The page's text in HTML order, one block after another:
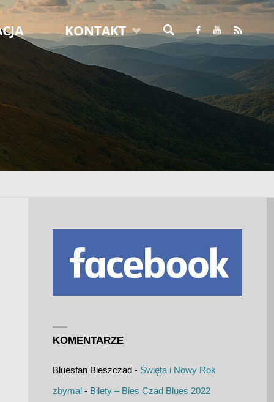
KONTAKT
SZUKAJ
KOMENTARZE
Bluesfan Bieszczad- Święta i Nowy Rok
zbymal- Bilety – Bies Czad Blues 2022